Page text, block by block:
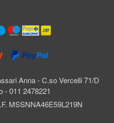
Anna - C.so Vercelli 71/D
- 011 2478221
MSSNNA46E59L219N